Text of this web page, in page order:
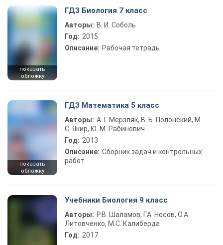
показать
обложку
ГДЗ Биология 7 класс
Авторы: В. И. Соболь
Год: 2015
Описание: Рабочая тетрадь
показать
обложку
ГДЗ Математика 5 класс
Авторы: А. Г. Мерзляк, В. Б. Полонский, М.
С. Якир, Ю. М. Рабинович
Год: 2013
Описание: Сборник задач и контрольных
работ
Учебники Биология 9 класс
Авторы: Р.В. Шаламов, Г.А. Носов, О.А.
Литовченко, М.С. Калиберда
Год: 2017